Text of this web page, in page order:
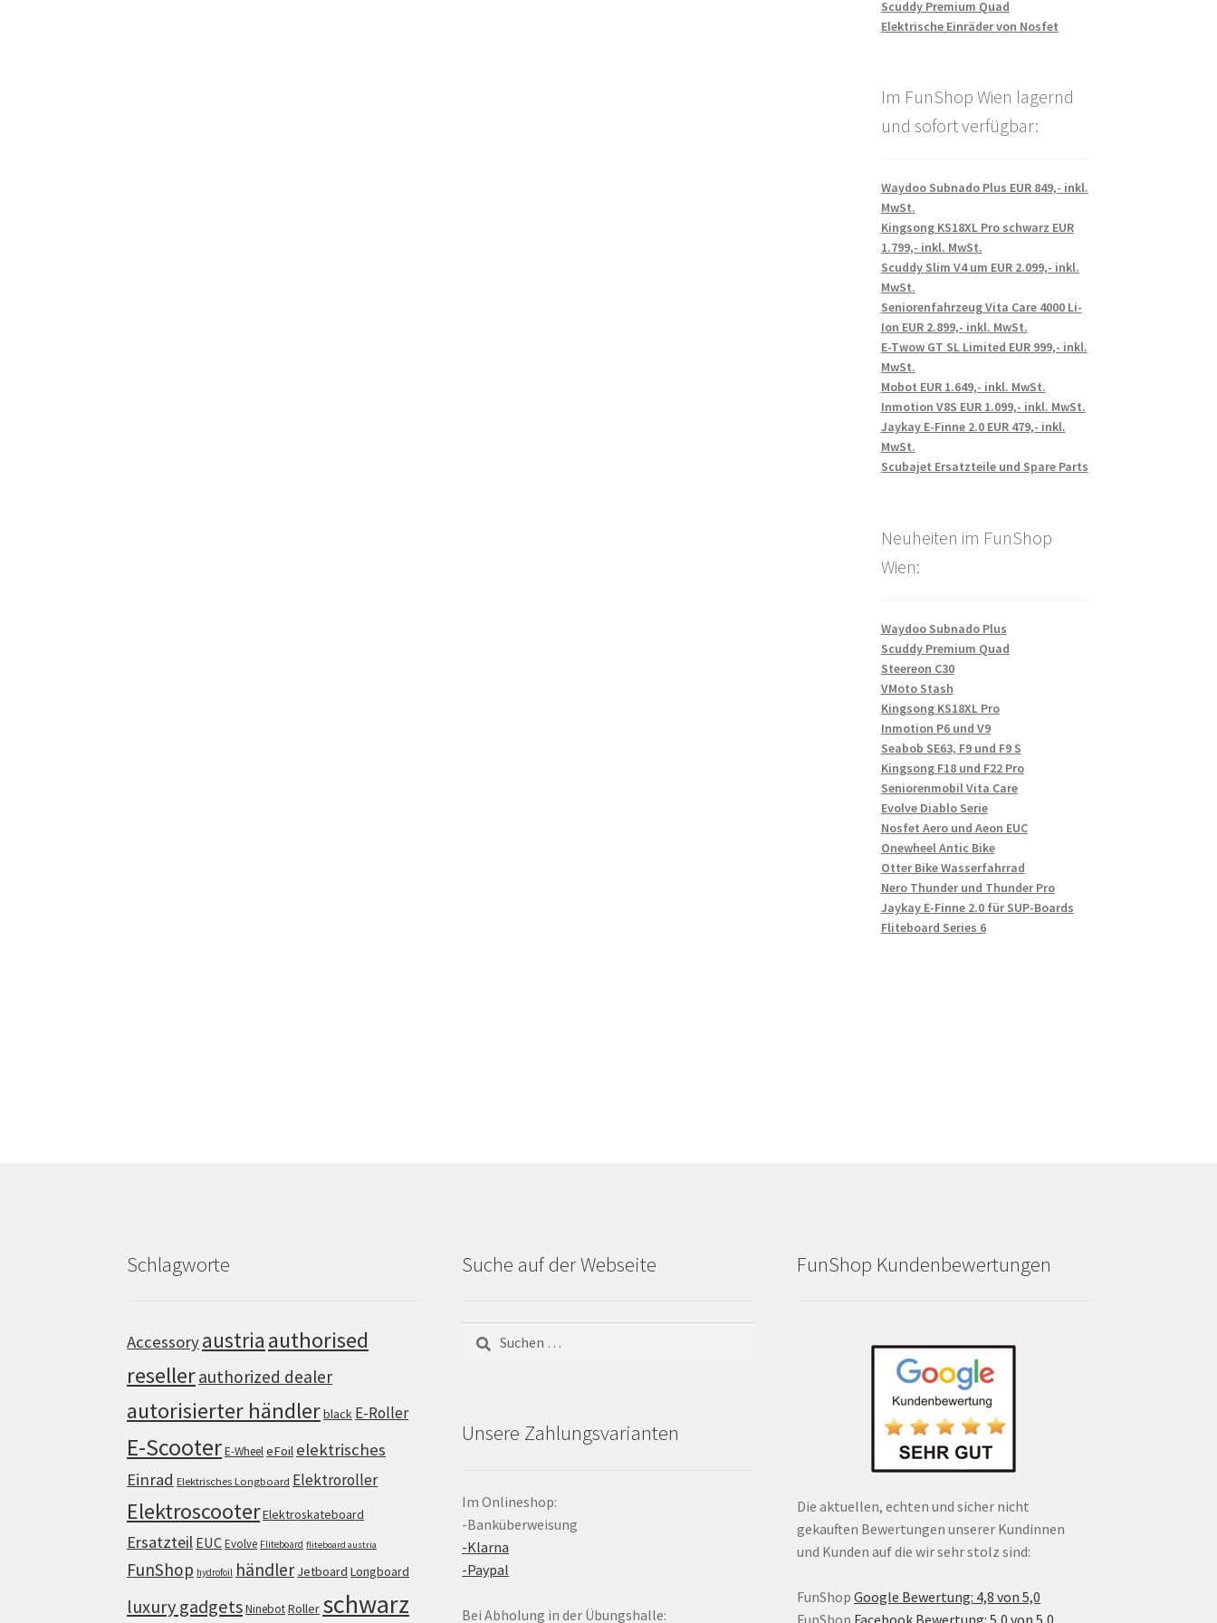
Scuddy Premium Quad
Elektrische Einräder von Nosfet
Im FunShop Wien lagernd
und sofort verfügbar:
Waydoo Subnado Plus EUR 849,- inkl.
MwSt.
Kingsong KS18XL Pro schwarz EUR
1.799,- inkl. MwSt.
Scuddy Slim V4 um EUR 2.099,- inkl.
MwSt.
Seniorenfahrzeug Vita Care 4000 Li-
Ion EUR 2.899,- inkl. MwSt.
E-Twow GT SL Limited EUR 999,- inkl.
MwSt.
Mobot EUR 1.649,- inkl. MwSt.
Inmotion V8S EUR 1.099,- inkl. MwSt.
Jaykay E-Finne 2.0 EUR 479,- inkl.
MwSt.
Scubajet Ersatzteile und Spare Parts
Neuheiten im FunShop
Wien:
Waydoo Subnado Plus
Scuddy Premium Quad
Steereon C30
VMoto Stash
Kingsong KS18XL Pro
Inmotion P6 und V9
Seabob SE63, F9 und F9 S
Kingsong F18 und F22 Pro
Seniorenmobil Vita Care
Evolve Diablo Serie
Nosfet Aero und Aeon EUC
Onewheel Antic Bike
Otter Bike Wasserfahrrad
Nero Thunder und Thunder Pro
Jaykay E-Finne 2.0 für SUP-Boards
Fliteboard Series 6
Schlagworte
Accessoryaustria authorised
resellerauthorized dealer
autorisierter händlerblack E-Roller
E-ScooterE-WheeleFoil elektrisches
Einrad Elektrisches Longboard Elektroroller
ElektroscooterElektroskateboard
Ersatzteil EUCEvolve Fliteboard fliteboard austria
FunShop hydrofoil händler Jetboard Longboard
luxury gadgetsNinebotRoller schwarz
Suche auf der Webseite
nach:
Unsere Zahlungsvarianten
Im Onlineshop:
-Banküberweisung
-Klarna
-Paypal
Bei Abholung in der Übungshalle:
FunShop Kundenbewertungen
Die aktuellen, echten und sicher nicht
gekauften Bewertungen unserer Kundinnen
und Kunden auf die wir sehr stolz sind:
FunShop Google Bewertung: 4,8 von 5,0
FunShop Facebook Bewertung: 5,0 von 5,0